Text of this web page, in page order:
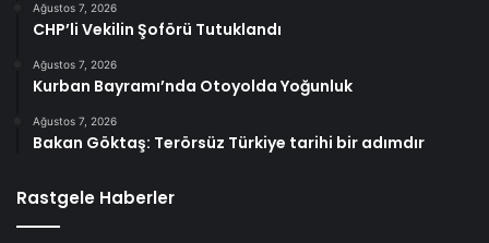
Ağustos 7, 2026
CHP’li Vekilin Şoförü Tutuklandı
Ağustos 7, 2026
Kurban Bayramı’nda Otoyolda Yoğunluk
Ağustos 7, 2026
Bakan Göktaş: Terörsüz Türkiye tarihi bir adımdır
Rastgele Haberler